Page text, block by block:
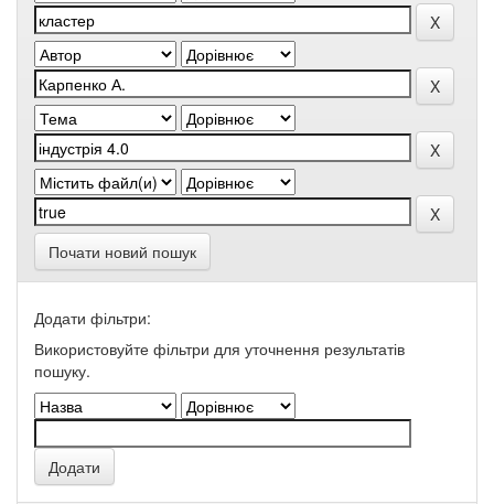
Почати новий пошук
Додати фільтри:
Використовуйте фільтри для уточнення результатів
пошуку.